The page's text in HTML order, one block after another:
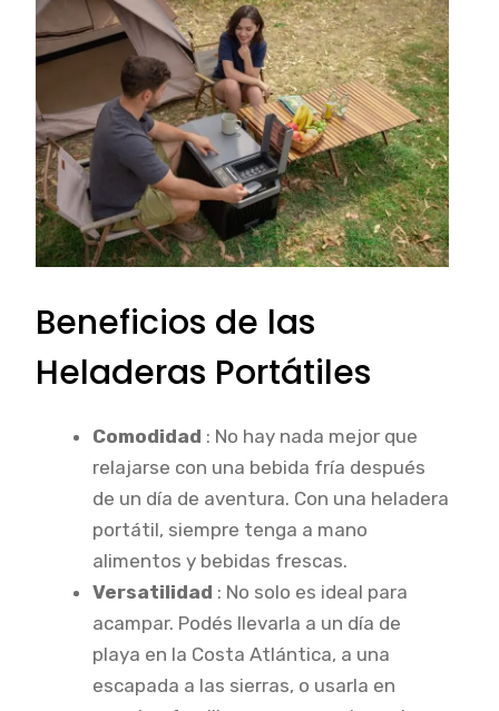
Beneficios de las
Heladeras Portátiles
Comodidad : No hay nada mejor que
relajarse con una bebida fría después
de un día de aventura. Con una heladera
portátil, siempre tenga a mano
alimentos y bebidas frescas.
Versatilidad : No solo es ideal para
acampar. Podés llevarla a un día de
playa en la Costa Atlántica, a una
escapada a las sierras, o usarla en